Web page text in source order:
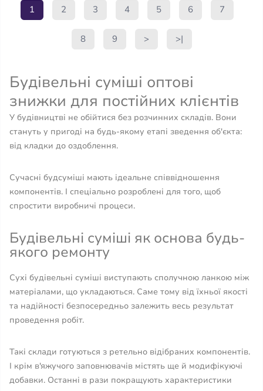
1 2 3 4 5 6 7
8 9 > >|
Будівельні суміші оптові
знижки для постійних клієнтів
У будівництві не обійтися без розчинних складів. Вони
стануть у пригоді на будь-якому етапі зведення об'єкта:
від кладки до оздоблення.
Сучасні будсуміші мають ідеальне співвідношення
компонентів. І спеціально розроблені для того, щоб
спростити виробничі процеси.
Будівельні суміші як основа будь-
якого ремонту
Сухі будівельні суміші виступають сполучною ланкою між
матеріалами, що укладаються. Саме тому від їхньої якості
та надійності безпосередньо залежить весь результат
проведення робіт.
Такі склади готуються з ретельно відібраних компонентів.
І крім в'яжучого заповнювачів містять ще й модифікуючі
добавки. Останні в рази покращують характеристики